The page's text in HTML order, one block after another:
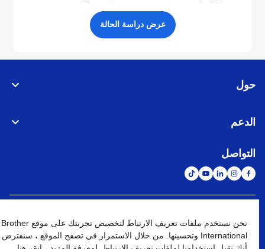
عرض دراسة الحالة
حول
الدعم
التواصل
نهج الخصوصية شروط الإستخدام خريطة الموقع الإنتقال إلى الموقع العالمي
نحن نستخدم ملفات تعريف الارتباط لتخصيص تجربتك على موقع Brother
International وتحسينها. من خلال الاستمرار في تصفح الموقع ، سنفترض